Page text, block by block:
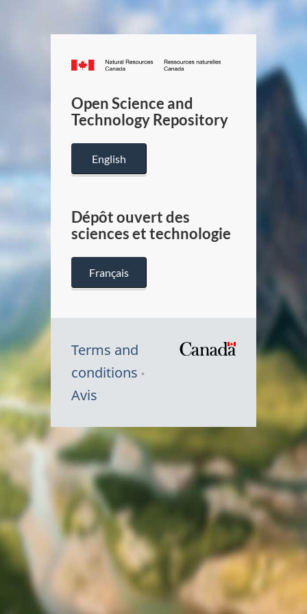
Canada.ca
/
Canada
Open Science and
Technology Repository
English
Dépôt ouvert des
sciences et technologie
Français
Terms and
conditions
Avis
Canada